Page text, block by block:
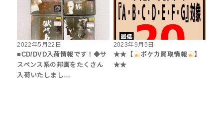
2022年5月22日
■CD/DVD入荷情報です！◆サ
スペンス系の邦画をたくさん
入荷いたしまし…
2023年9月5日
★★【
ポケカ買取情報
】
★★